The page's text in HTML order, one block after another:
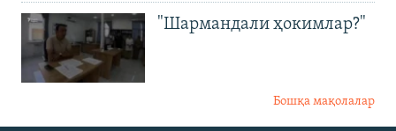
"Шармандали ҳокимлар?"
Бошқа мақолалар